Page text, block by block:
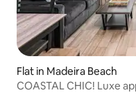
Flat in Madeira Beach
COASTAL CHIC! Luxe